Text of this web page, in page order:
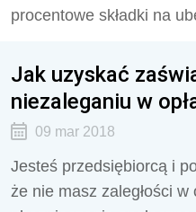
procentowe składki na
Jak uzyskać
niezaleganiu w
09 mar 2018
Jesteś przedsiębiorcą i
że nie masz zaległości w